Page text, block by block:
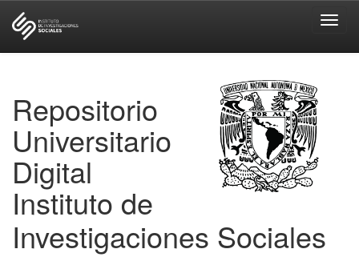
Repositorio
Universitario
Digital
Instituto de
Investigaciones Sociales